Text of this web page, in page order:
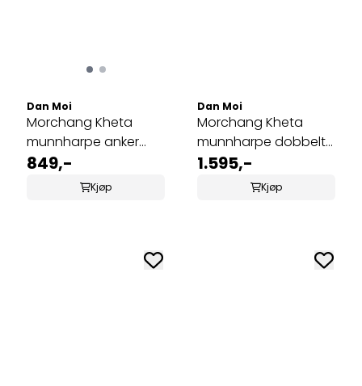
Dan Moi
Morchang Kheta
munnharpe anker
MMI-81
849,-
Kjøp
Dan Moi
Morchang Kheta
munnharpe dobbelt
anker MMI-95
1.595,-
Kjøp